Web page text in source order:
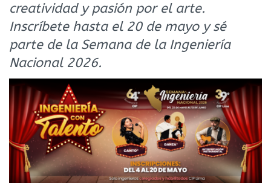
creatividad y pasión por el arte.
Inscríbete hasta el 20 de mayo y sé
parte de la Semana de la Ingeniería
Nacional 2026.